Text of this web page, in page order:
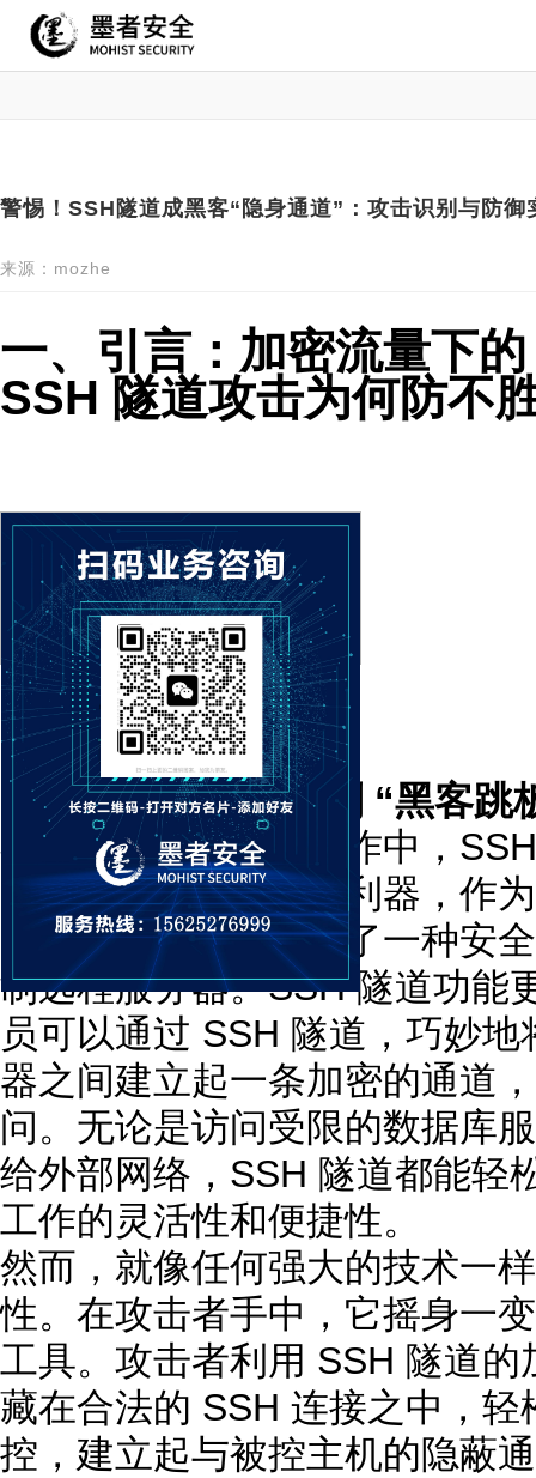
警惕！SSH隧道成黑客“隐身通道”：攻击识别与防御
来源：mozhe
一、引言：加密流量下
SSH 隧道攻击为何防不
1.1 从 “运维利器” 到 “黑客
在网络管理的日常工作中，
疑是一把不可或缺的利器，作
它为系统管理员提供了一种安
制远程服务器。SSH 隧道功能
员可以通过 SSH 隧道，巧妙
器之间建立起一条加密的通道
问。无论是访问受限的数据库
给外部网络，SSH 隧道都能轻
工作的灵活性和便捷性。
然而，就像任何强大的技术一
性。在攻击者手中，它摇身一
工具。攻击者利用 SSH 隧道
藏在合法的 SSH 连接之中，
控，建立起与被控主机的隐蔽